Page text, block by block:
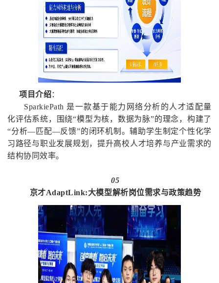
项目介绍：
SparkiePath 是一款基于能力网络分析的人才适配量
化评估系统，围绕“模型为核，数据为脉”的理念，构建了
“分析—匹配—反馈”的闭环机制。辅助学生制定个性化学
习路径与职业发展规划，提升高校人才培养与产业需求的
结构协同效率。
05
京才AdaptLink:大模型解析岗位需求与政策趋势